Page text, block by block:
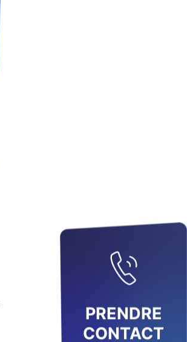
PRENDRE
CONTACT